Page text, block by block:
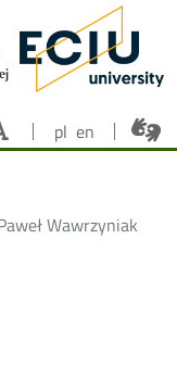
- Strona główna
pl en
Wawrzyniak